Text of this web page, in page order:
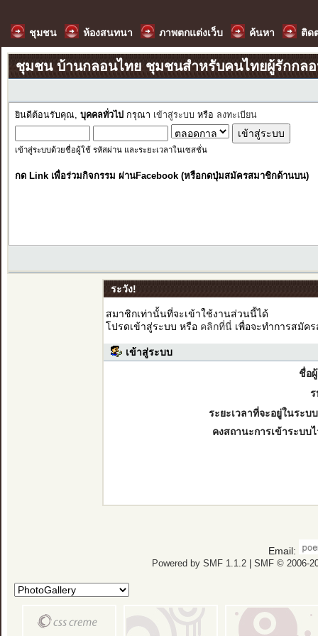
ชุมชน ห้องสนทนา ภาพตกแต่งเว็บ ค้นหา ติด
ชุมชน บ้านกลอนไทย ชุมชนสำหรับคนไทยผู้รักกล
ยินดีต้อนรับคุณ, บุคคลทั่วไป กรุณา เข้าสู่ระบบ หรือ ลงทะเบียน
เข้าสู่ระบบด้วยชื่อผู้ใช้ รหัสผ่าน และระยะเวลาในเซสชั่น
กด Link เพื่อร่วมกิจกรรม ผ่านFacebook (หรือกดปุ่มสมัครสมาชิกด้านบน)
ระวัง!
สมาชิกเท่านั้นที่จะเข้าใช้งานส่วนนี้ได้
โปรดเข้าสู่ระบบ หรือ คลิกที่นี่เพื่อจะทำการสมัค
เข้าสู่ระบบ
ชื่อ
ระยะเวลาที่จะอยู่ในระบ
คงสถานะการเข้าระบบ
Email:
Powered by SMF 1.1.2| SMF © 2006-